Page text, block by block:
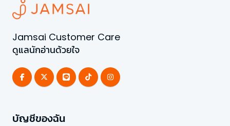
Jamsai Customer Care
ดูแลนักอ่านด้วยใจ
บัญชีของฉัน